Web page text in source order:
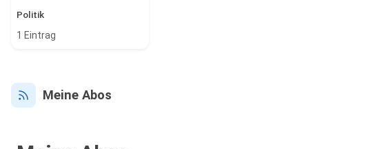
Politik
1 Eintrag
Meine Abos